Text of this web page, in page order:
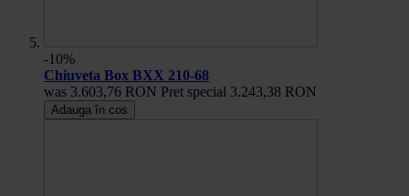
-10%
Chiuveta Box BXX 210-68
was 3.603,76 RON Pret special 3.243,38 RON
Adauga în cos